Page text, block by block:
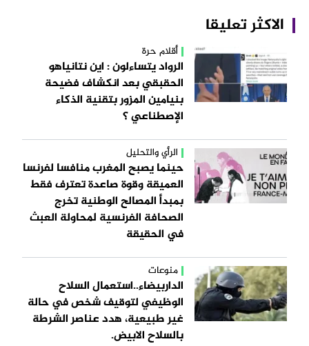
الاكثر تعليقا
أقلام حرة
الرواد يتساءلون : اين نتانياهو
الحقبقي بعد انكشاف فضيحة
بنيامين المزور بتقنية الذكاء
الإصطناعي ؟
الرأي والتحليل
حينما يصبح المغرب منافسا لفرنسا
العميقة وقوة صاعدة تعترف فقط
بمبدأ المصالح الوطنية تخرج
الصحافة الفرنسية لمحاولة العبث
في الحقيقة
منوعات
الداربيضاء..استعمال السلاح
الوظيفي لتوقيف شخص في حالة
غير طبيعية، هدد عناصر الشرطة
بالسلاح الابيض.